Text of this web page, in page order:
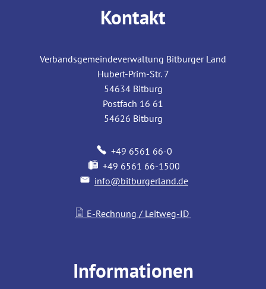
Kontakt
Verbandsgemeindeverwaltung Bitburger Land
Hubert-Prim-Str. 7
54634 Bitburg
Postfach 16 61
54626 Bitburg
+49 6561 66-0
+49 6561 66-1500
info@bitburgerland.de
E-Rechnung / Leitweg-ID
Informationen